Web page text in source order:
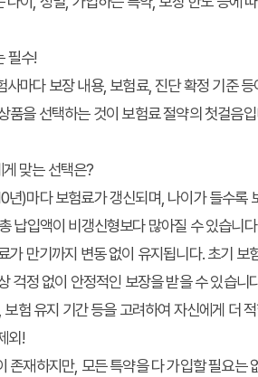
필수!
사마다 보장 내용, 보험료, 진단 확정 기준
품을 선택하는 것이 보험료 절약의 첫걸음
맞는 선택은?
)마다 보험료가 갱신되며, 나이가 들수록
납입액이 비갱신형보다 많아질 수 있습니
가 만기까지 변동 없이 유지됩니다. 초기
걱정 없이 안정적인 보장을 받을 수 있습니
험 유지 기간 등을 고려하여 자신에게 더
외!
존재하지만, 모든 특약을 다 가입할 필요